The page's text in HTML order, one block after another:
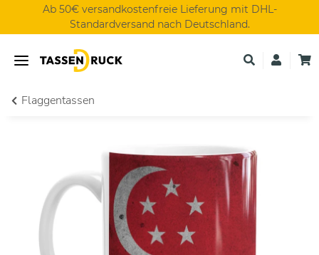
Ab 50€ versandkostenfreie Lieferung mit DHL-
Standardversand nach Deutschland.
Flaggentassen